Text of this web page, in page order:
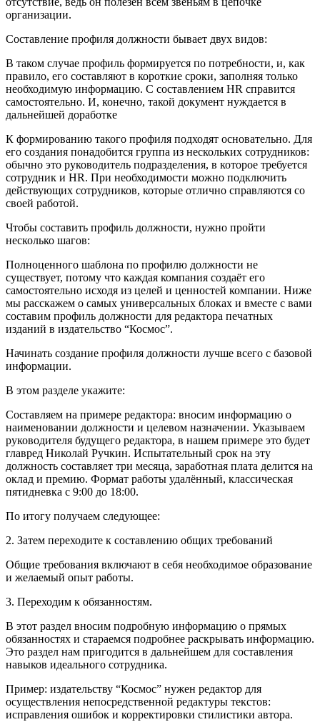
организации.
Составление профиля должности бывает двух видов:
В таком случае профиль формируется по потребности, и, как
правило, его составляют в короткие сроки, заполняя только
необходимую информацию. С составлением HR справится
самостоятельно. И, конечно, такой документ нуждается в
дальнейшей доработке
К формированию такого профиля подходят основательно. Для
его создания понадобится группа из нескольких сотрудников:
обычно это руководитель подразделения, в которое требуется
сотрудник и HR. При необходимости можно подключить
действующих сотрудников, которые отлично справляются со
своей работой.
Чтобы составить профиль должности, нужно пройти
несколько шагов:
Полноценного шаблона по профилю должности не
существует, потому что каждая компания создаёт его
самостоятельно исходя из целей и ценностей компании. Ниже
мы расскажем о самых универсальных блоках и вместе с вами
составим профиль должности для редактора печатных
изданий в издательство “Космос”.
Начинать создание профиля должности лучше всего с базовой
информации.
В этом разделе укажите:
Составляем на примере редактора: вносим информацию о
наименовании должности и целевом назначении. Указываем
руководителя будущего редактора, в нашем примере это будет
главред Николай Ручкин. Испытательный срок на эту
должность составляет три месяца, заработная плата делится на
оклад и премию. Формат работы удалённый, классическая
пятидневка с 9:00 до 18:00.
По итогу получаем следующее:
2. Затем переходите к составлению общих требований
Общие требования включают в себя необходимое образование
и желаемый опыт работы.
3. Переходим к обязанностям.
В этот раздел вносим подробную информацию о прямых
обязанностях и стараемся подробнее раскрывать информацию.
Это раздел нам пригодится в дальнейшем для составления
навыков идеального сотрудника.
Пример: издательству “Космос” нужен редактор для
осуществления непосредственной редактуры текстов:
исправления ошибок и корректировки стилистики автора.